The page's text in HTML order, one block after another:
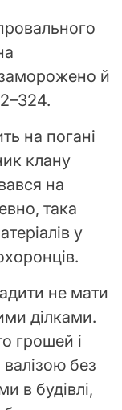
й
на погані
клану
на
така
у
не мати
ділками.
грошей і
без
в будівлі,